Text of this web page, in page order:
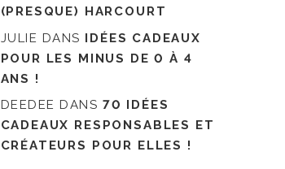
(PRESQUE) HARCOURT
JULIE DANS IDÉES CADEAUX
POUR LES MINUS DE 0 À 4
ANS !
DEEDEE DANS 70 IDÉES
CADEAUX RESPONSABLES ET
CRÉATEURS POUR ELLES !